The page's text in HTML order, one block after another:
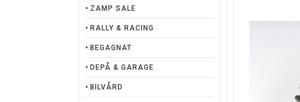
ZAMP SALE
RALLY & RACING
BEGAGNAT
DEPÅ & GARAGE
BILVÅRD